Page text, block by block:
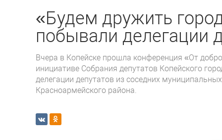
«Будем дружить
побывали делегации
Вчера в Копейске прошла конференция «От
инициативе Собрания депутатов Копейского
делегации депутатов из соседних
Красноармейского района.